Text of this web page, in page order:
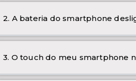
2. A bateria do smartphone
3. O touch do meu smartphone